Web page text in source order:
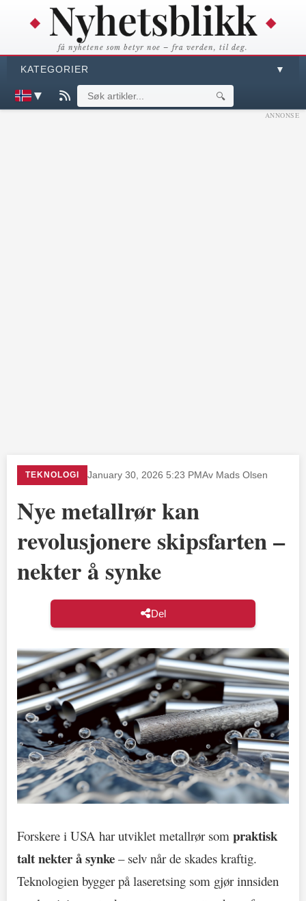
få nyhetene som betyr noe – fra verden, til deg.
KATEGORIER ▼
▼ 🔍
ANNONSE
TEKNOLOGI January 30, 2026 5:23 PMAv Mads Olsen
Nye metallrør kan
revolusjonere skipsfarten –
nekter å synke
Del
Forskere i USA har utviklet metallrør som praktisk
talt nekter å synke – selv når de skades kraftig.
Teknologien bygger på laseretsing som gjør innsiden